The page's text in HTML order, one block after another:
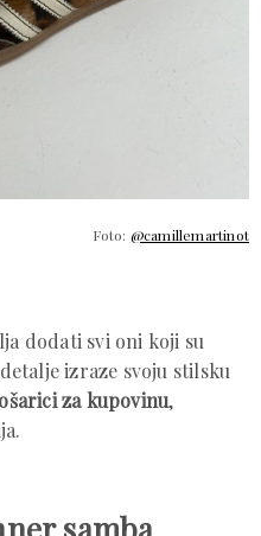
Foto: @camillemartinot
dodati svi oni koji su
izraze svoju stilsku
za kupovinu,